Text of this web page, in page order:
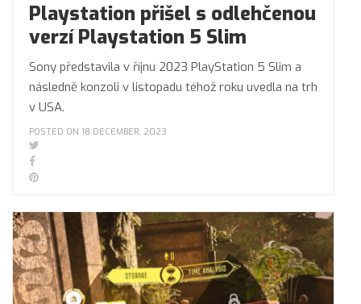
Playstation přišel s odlehčenou
verzí Playstation 5 Slim
Sony představila v říjnu 2023 PlayStation 5 Slim a
následně konzoli v listopadu téhož roku uvedla na trh
v USA.
POSTED ON 18 DECEMBER, 2023